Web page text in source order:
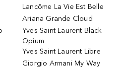
Lancôme La Vie Est Belle
Ariana Grande Cloud
Yves Saint Laurent Black
Opium
Yves Saint Laurent Libre
Giorgio Armani My Way